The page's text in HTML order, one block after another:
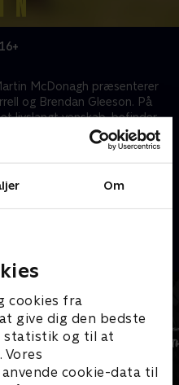
Om
cookies fra
give dig den bedste
statistik og til at
cookie-data til
16+
McDonagh præsenterer
og Brendan Gleeson. På
livslangt venskab, befinder
ene pludselig afslutter deres
for dem begge.